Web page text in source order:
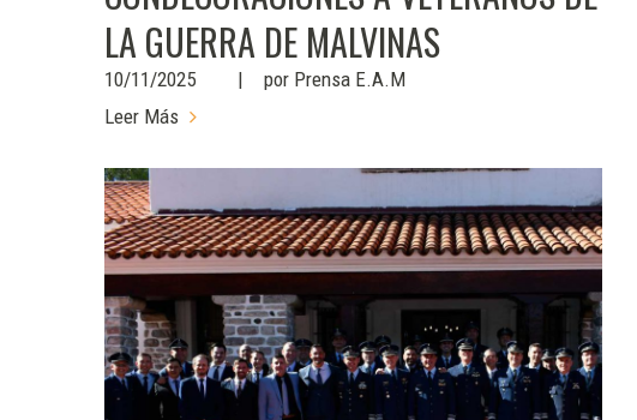
LA GUERRA DE MALVINAS
10/11/2025 por Prensa E.A.M
Leer Más